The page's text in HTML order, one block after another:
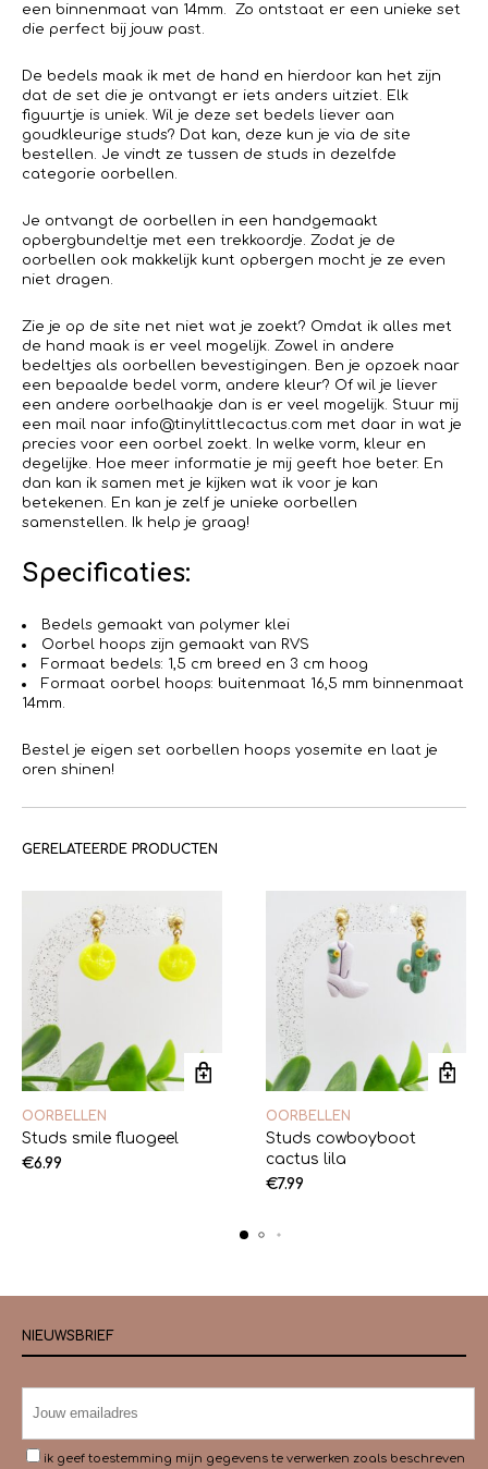
een binnenmaat van 14mm. Zo ontstaat er een unieke set
die perfect bij jouw past.
De bedels maak ik met de hand en hierdoor kan het zijn
dat de set die je ontvangt er iets anders uitziet. Elk
figuurtje is uniek. Wil je deze set bedels liever aan
goudkleurige studs? Dat kan, deze kun je via de site
bestellen. Je vindt ze tussen de studs in dezelfde
categorie oorbellen.
Je ontvangt de oorbellen in een handgemaakt
opbergbundeltje met een trekkoordje. Zodat je de
oorbellen ook makkelijk kunt opbergen mocht je ze even
niet dragen.
Zie je op de site net niet wat je zoekt? Omdat ik alles met
de hand maak is er veel mogelijk. Zowel in andere
bedeltjes als oorbellen bevestigingen. Ben je opzoek naar
een bepaalde bedel vorm, andere kleur? Of wil je liever
een andere oorbelhaakje dan is er veel mogelijk. Stuur mij
een mail naar info@tinylittlecactus.com met daar in wat je
precies voor een oorbel zoekt. In welke vorm, kleur en
degelijke. Hoe meer informatie je mij geeft hoe beter. En
dan kan ik samen met je kijken wat ik voor je kan
betekenen. En kan je zelf je unieke oorbellen
samenstellen. Ik help je graag!
Specificaties:
Bedels gemaakt van polymer klei
Oorbel hoops zijn gemaakt van RVS
Formaat bedels: 1,5 cm breed en 3 cm hoog
Formaat oorbel hoops: buitenmaat 16,5 mm binnenmaat
14mm.
Bestel je eigen set oorbellen hoops yosemite en laat je
oren shinen!
GERELATEERDE PRODUCTEN
OORBELLEN
Studs smile fluogeel
€6.99
OORBELLEN
Studs cowboyboot
cactus lila
€7.99
NIEUWSBRIEF
ik geef toestemming mijn gegevens te verwerken zoals beschreven